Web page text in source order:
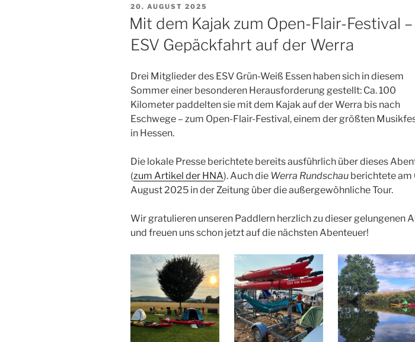
VERÖFFENTLICHT
AM
20. AUGUST 2025
Mit dem Kajak zum Open-Flair-Festival –
ESV Gepäckfahrt auf der Werra
Drei Mitglieder des ESV Grün-Weiß Essen haben sich in diesem
Sommer einer besonderen Herausforderung gestellt: Ca. 100
Kilometer paddelten sie mit dem Kajak auf der Werra bis nach
Eschwege – zum Open-Flair-Festival, einem der größten
in Hessen.
Die lokale Presse berichtete bereits ausführlich über dieses
(zum Artikel der HNA). Auch die Werra Rundschau berichtete am
August 2025 in der Zeitung über die außergewöhnliche Tour.
Wir gratulieren unseren Paddlern herzlich zu dieser gelungenen
und freuen uns schon jetzt auf die nächsten Abenteuer!